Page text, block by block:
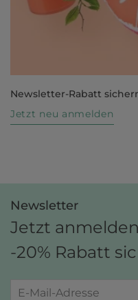
Newsletter-Rabatt
Jetzt neu anmelden
Newsletter
Jetzt
-20% Rabatt